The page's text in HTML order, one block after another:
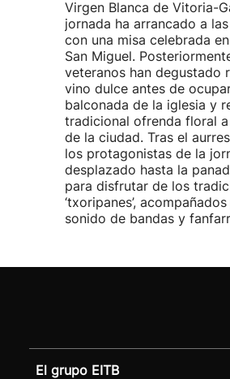
Virgen Blanca de Vitoria-
jornada ha arrancado a
con una misa celebrada
San Miguel.
veteranos han degustado
vino dulce antes de
balconada de la iglesia y
tradicional ofrenda floral
de la ciudad. Tras el
los protagonistas de la
desplazado hasta la
para disfrutar de los
‘txoripanes’,
sonido de bandas y
El grupo EITB